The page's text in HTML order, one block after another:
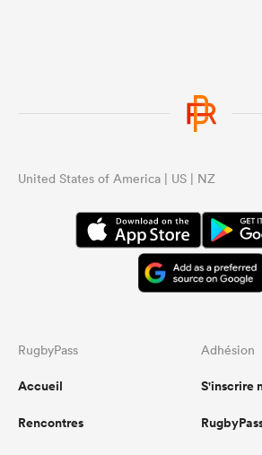
United States of America | US | NZ
RugbyPass
Accueil
Rencontres
Adhésion
S'inscrire